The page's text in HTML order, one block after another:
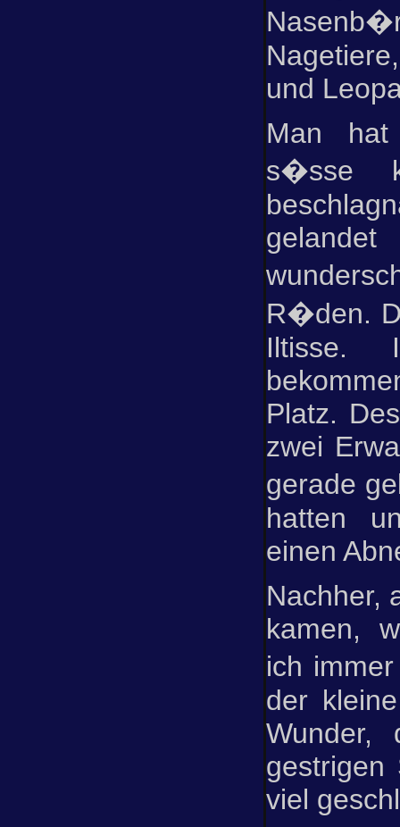
und
Man
s�sse
R�den.
Iltisse.
Platz.
zwei
gerade
hatten
einen
Nachher,
kamen,
ich
der
gestrigen
viel